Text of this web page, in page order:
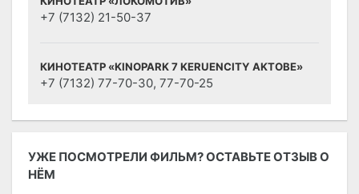
+7 (7132) 21-50-37
КИНОТЕАТР «KINOPARK 7 KERUENCITY AKTOBE»
+7 (7132) 77-70-30, 77-70-25
УЖЕ ПОСМОТРЕЛИ ФИЛЬМ? ОСТАВЬТЕ ОТЗЫВ О
НЁМ